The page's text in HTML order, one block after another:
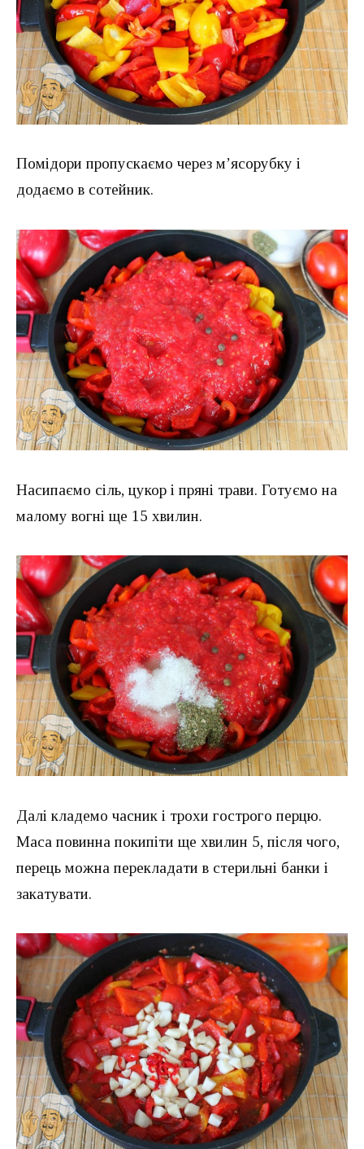
Помідори пропускаємо через м’ясорубку і
додаємо в сотейник.
Насипаємо сіль, цукор і пряні трави. Готуємо на
малому вогні ще 15 хвилин.
Далі кладемо часник і трохи гострого перцю.
Маса повинна покипіти ще хвилин 5, після чого,
перець можна перекладати в стерильні банки і
закатувати.